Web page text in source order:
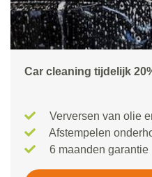
Car cleaning tijdelijk
Verversen van olie
Afstempelen
6 maanden garantie